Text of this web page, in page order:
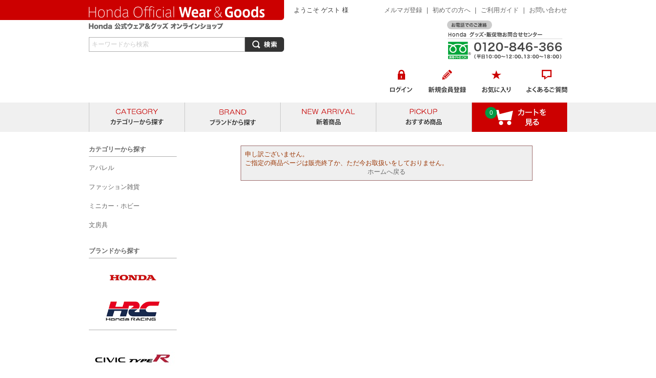
ようこそ ゲスト 様 メルマガ登録 ｜ 初めての方へ ｜ ご利用ガイド ｜ お問い合わせ
おすすめ商品
0
申し訳ございません。
ご指定の商品ページは販売終了か、ただ今お取扱いをしておりません。
ホームへ戻る
カテゴリーから探す
アパレル
ファッション雑貨
ミニカー・ホビー
文房具
ブランドから探す